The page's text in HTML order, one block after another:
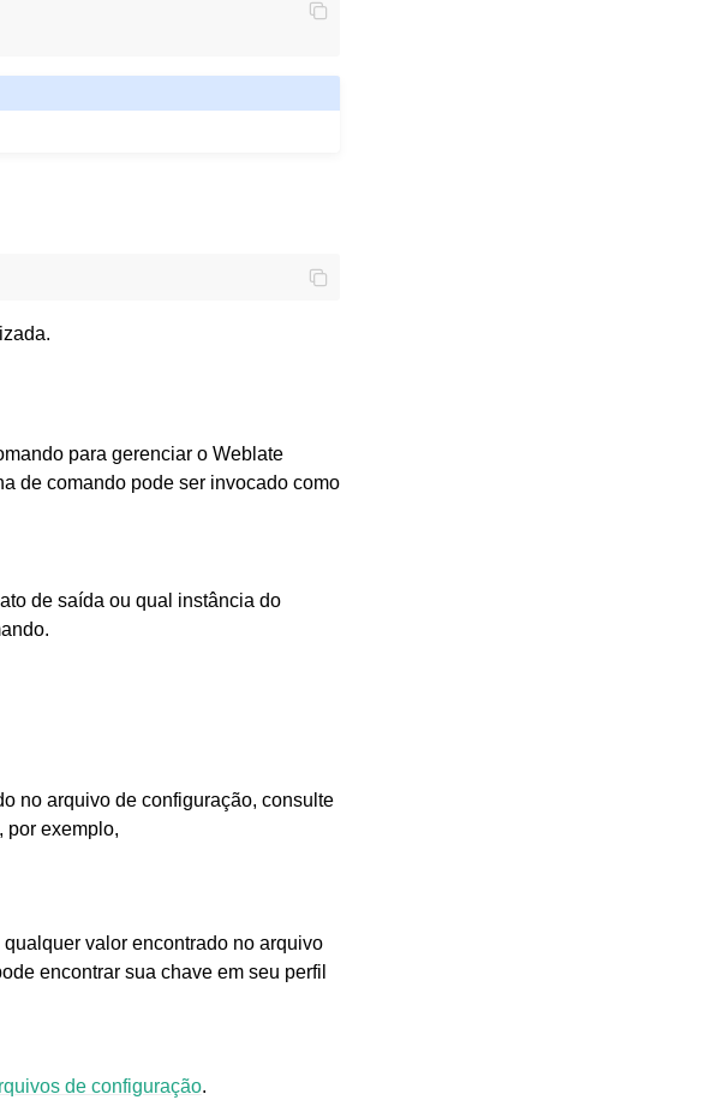
para gerenciar o Weblate
de comando pode ser invocado como
de saída ou qual instância do
no arquivo de configuração, consulte
, por exemplo,
valor encontrado no arquivo
encontrar sua chave em seu perfil
de configuração.